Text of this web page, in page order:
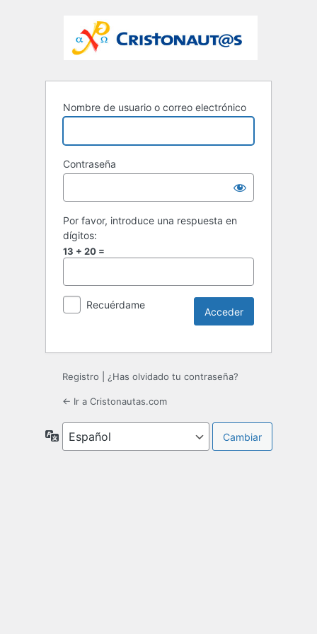
Nombre de usuario o correo electrónico
Contraseña
Por favor, introduce una respuesta en
dígitos:
13 + 20 =
Recuérdame
Registro ¿Has olvidado tu contraseña?
← Ir a Cristonautas.com
Idioma